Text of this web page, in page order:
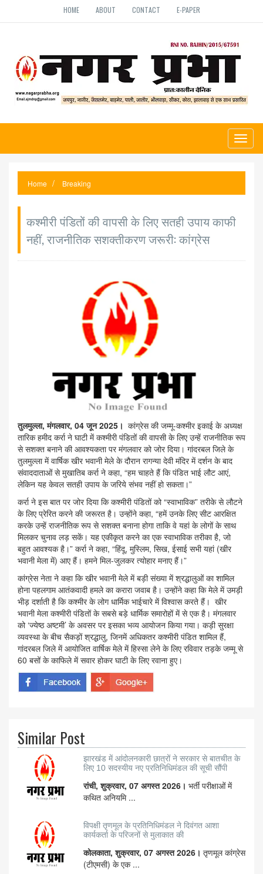
HOME ABOUT CONTACT E-PAPER
Home Breaking
कश्मीरी पंडितों की वापसी के लिए सतही उपाय काफी
नहीं, राजनीतिक सशक्तीकरण जरूरी: कांग्रेस
तुलमुल्ला, मंगलवार, 04 जून 2025। कांग्रेस की जम्मू-कश्मीर इकाई के अध्यक्ष
तारिक हमीद कर्रा ने घाटी में कश्मीरी पंडितों की वापसी के लिए उन्हें राजनीतिक रूप
से सशक्त बनाने की आवश्यकता पर मंगलवार को जोर दिया। गांदरबल जिले के
तुलमुल्ला में वार्षिक खीर भवानी मेले के दौरान रागन्या देवी मंदिर में दर्शन के बाद
संवाददाताओं से मुखातिब कर्रा ने कहा, “हम चाहते हैं कि पंडित भाई लौट आएं,
लेकिन यह केवल सतही उपाय के जरिये संभव नहीं हो सकता।”
कर्रा ने इस बात पर जोर दिया कि कश्मीरी पंडितों को “स्वाभाविक” तरीके से लौटने
के लिए प्रेरित करने की जरूरत है। उन्होंने कहा, “हमें उनके लिए सीट आरक्षित
करके उन्हें राजनीतिक रूप से सशक्त बनाना होगा ताकि वे यहां के लोगों के साथ
मिलकर चुनाव लड़ सकें। यह एकीकृत करने का एक स्वाभाविक तरीका है, जो
बहुत आवश्यक है।” कर्रा ने कहा, “हिंदू, मुस्लिम, सिख, ईसाई सभी यहां (खीर
भवानी मेला में) आए हैं। हमने मिल-जुलकर त्योहार मनाए हैं।”
कांग्रेस नेता ने कहा कि खीर भवानी मेले में बड़ी संख्या में श्रद्धालुओं का शामिल
होना पहलगाम आतंकवादी हमले का करारा जवाब है। उन्होंने कहा कि मेले में उमड़ी
भीड़ दर्शाती है कि कश्मीर के लोग धार्मिक भाईचारे में विश्वास करते हैं। खीर
भवानी मेला कश्मीरी पंडितों के सबसे बड़े धार्मिक समारोहों में से एक है। मंगलवार
को ‘ज्येष्ठ अष्टमी’ के अवसर पर इसका भव्य आयोजन किया गया। कड़ी सुरक्षा
व्यवस्था के बीच सैकड़ों श्रद्धालु, जिनमें अधिकतर कश्मीरी पंडित शामिल हैं,
गांदरबल जिले में आयोजित वार्षिक मेले में हिस्सा लेने के लिए रविवार तड़के जम्मू से
60 बसों के काफिले में सवार होकर घाटी के लिए रवाना हुए।
Similar Post
झारखंड में आंदोलनकारी छात्रों ने सरकार से बातचीत के
लिए 10 सदस्यीय नए प्रतिनिधिमंडल की सूची सौंपी
रांची, शुक्रवार, 07 अगस्त 2026। भर्ती परीक्षाओं में
कथित अनियमि ...
विपक्षी तृणमूल के प्रतिनिधिमंडल ने दिवंगत आशा
कार्यकर्ता के परिजनों से मुलाकात की
कोलकाता, शुक्रवार, 07 अगस्त 2026। तृणमूल कांग्रेस
(टीएमसी) के एक ...